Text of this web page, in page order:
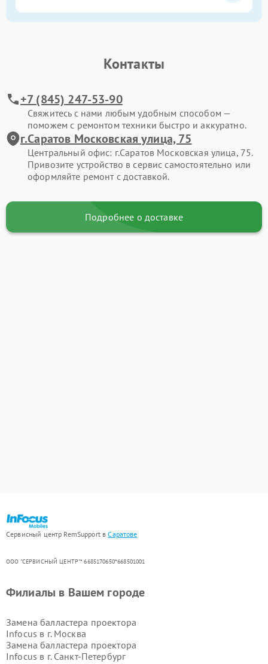
Контакты
+7 (845) 247-53-90
Свяжитесь с нами любым удобным способом —
поможем с ремонтом техники быстро и аккуратно.
г.Саратов Московская улица, 75
Центральный офис: г.Саратов Московская улица, 75.
Привозите устройство в сервис самостоятельно или
оформляйте ремонт с доставкой.
Подробнее о доставке
Сервисный центр RemSupport вСаратове
ООО "СЕРВИСНЫЙ ЦЕНТР"* 6685170650*668501001
Филиалы в Вашем городе
Замена балластера проектора
Infocus в г. Москва
Замена балластера проектора
Infocus в г. Санкт-Петербург